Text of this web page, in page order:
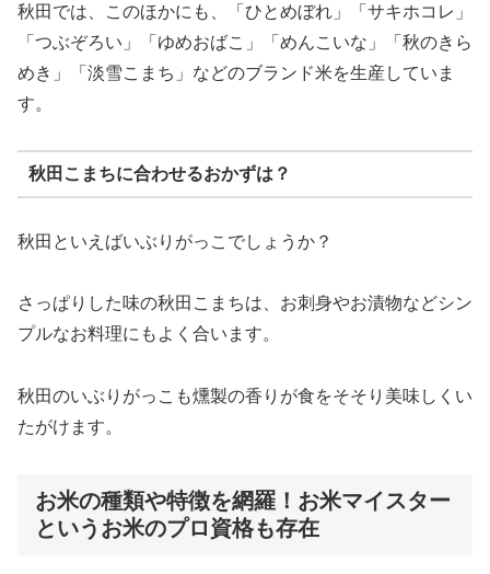
秋田では、このほかにも、「ひとめぼれ」「サキホコレ」
「つぶぞろい」「ゆめおばこ」「めんこいな」「秋のきら
めき」「淡雪こまち」などのブランド米を生産していま
す。
秋田こまちに合わせるおかずは？
秋田といえばいぶりがっこでしょうか？
さっぱりした味の秋田こまちは、お刺身やお漬物などシン
プルなお料理にもよく合います。
秋田のいぶりがっこも燻製の香りが食をそそり美味しくい
たがけます。
お米の種類や特徴を網羅！お米マイスター
というお米のプロ資格も存在